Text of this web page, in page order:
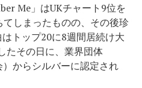
Me」はUKチャート9位を
しまったものの、その後珍
トップ20に8週間居続け大
たその日に、業界団体
からシルバーに認定され